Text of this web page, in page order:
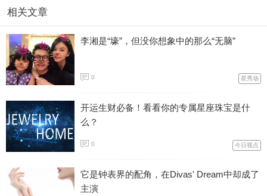
相关文章
李湘是“壕”，但没你想象中的那么“无脑”
0 星秀场
开运生财必备！看看你的专属星座珠宝是什
么？
0 今日视点
它是钟表界的配角，在Divas' Dream中却成了
主演